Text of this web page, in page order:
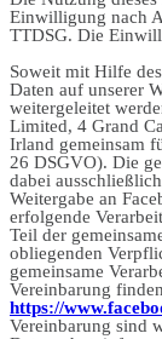
Einwilligung nach
TTDSG. Die
Soweit mit Hilfe
Daten auf unserer
weitergeleitet
Limited, 4 Grand
Irland gemeinsam
26 DSGVO). Die
dabei
Weitergabe an
erfolgende
Teil der
obliegenden
gemeinsame
Vereinbarung
https://
Vereinbarung sind